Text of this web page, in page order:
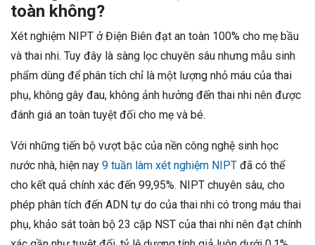
toàn không?
Xét nghiệm NIPT ở Điện Biên đạt an toàn 100% cho mẹ bầu
và thai nhi. Tuy đây là sàng lọc chuyên sâu nhưng mẫu sinh
phẩm dùng để phân tích chỉ là một lượng nhỏ máu của thai
phụ, không gây đau, không ảnh hưởng đến thai nhi nên được
đánh giá an toàn tuyệt đối cho mẹ và bé.
Với những tiến bộ vượt bậc của nền công nghệ sinh học
nước nhà, hiện nay 9 tuần làm xét nghiệm NIPT đã có thể
cho kết quả chính xác đến 99,95%. NIPT chuyên sâu, cho
phép phân tích đến ADN tự do của thai nhi có trong máu thai
phụ, khảo sát toàn bộ 23 cặp NST của thai nhi nên đạt chính